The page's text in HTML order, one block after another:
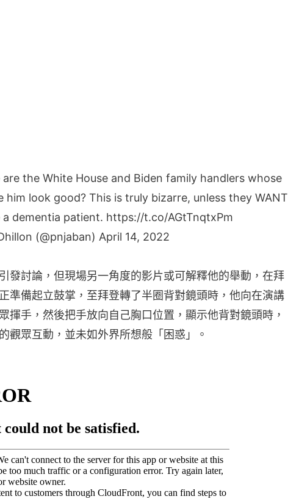
the White House and Biden family handlers whose
him look good? This is truly bizarre, unless they WANT
dementia patient. https://t.co/AGtTnqtxPm
(@pnjaban) April 14, 2022
發討論，但現場另一角度的影片或可解釋他的舉動，在拜
準備起立鼓掌，至拜登轉了半圈背對鏡頭時，他向在演講
揮手，然後把手放向自己胸口位置，顯示他背對鏡頭時，
觀眾互動，並未如外界所想般「困惑」。